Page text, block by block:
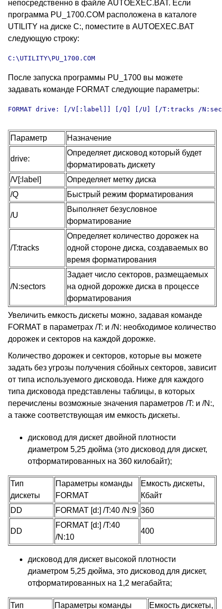
непосредственно в файле AUTOEXEC.BAT. Если
программа PU_1700.COM расположена в каталоге
UTILITY на диске С:, поместите в AUTOEXEC.BAT
следующую строку:
C:\UTILITY\PU_1700.COM
После запуска программы PU_1700 вы можете
задавать команде FORMAT следующие параметры:
Параметр Назначение
drive:
Определяет дисковод который будет
форматировать дискету
/V[:label]
Определяет метку диска
/Q
Быстрый режим форматирования
/U
Выполняет безусловное
форматирование
/T:tracks
Определяет количество дорожек на
одной стороне диска, создаваемых во
время форматирования
/N:sectors
Задает число секторов, размещаемых
на одной дорожке диска в процессе
форматирования
Увеличить емкость дискеты можно, задавая команде
FORMAT в параметрах /T: и /N: необходимое количество
дорожек и секторов на каждой дорожке.
Количество дорожек и секторов, которые вы можете
задать без угрозы получения сбойных секторов, зависит
от типа используемого дисковода. Ниже для каждого
типа дисковода представлены таблицы, в которых
перечислены возможные значения параметров /T: и /N:,
а также соответствующая им емкость дискеты.
дисковод для дискет двойной плотности
диаметром 5,25 дюйма (это дисковод для дискет,
отформатированных на 360 килобайт);
Тип
дискеты
Параметры команды
FORMAT
Емкость дискеты,
Кбайт
DD
FORMAT [d:] /T:40 /N:9 360
DD
FORMAT [d:] /T:40
/N:10
400
дисковод для дискет высокой плотности
диаметром 5,25 дюйма, это дисковод для дискет,
отформатированных на 1,2 мегабайта;
Тип
Параметры команды
Емкость дискеты,